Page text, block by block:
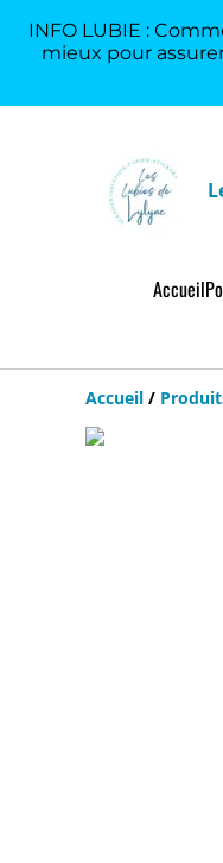
INFO LUBIE :
mieux pour
Accueil
Accueil /